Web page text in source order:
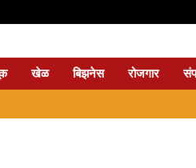
खेळ बिझनेस रोजगार